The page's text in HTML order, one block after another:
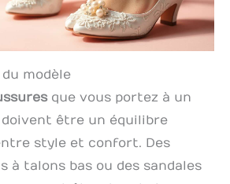
modèle
que vous portez à un
doivent être un équilibre
style et confort. Des
à talons bas ou des sandales